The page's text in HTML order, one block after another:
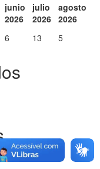
junio
2026
julio
2026
agosto
2026
6 13 5